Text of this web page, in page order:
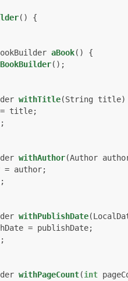
()
{
aBook()
{
BookBuilder();
withTitle(String title)
title;
;
withAuthor(Author
= author;
;
withPublishDate
= publishDate;
;
withPageCount(int